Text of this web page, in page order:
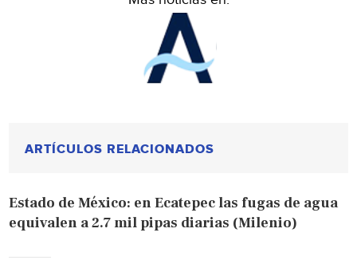
ARTÍCULOS RELACIONADOS
Estado de México: en Ecatepec las fugas de agua
equivalen a 2.7 mil pipas diarias (Milenio)